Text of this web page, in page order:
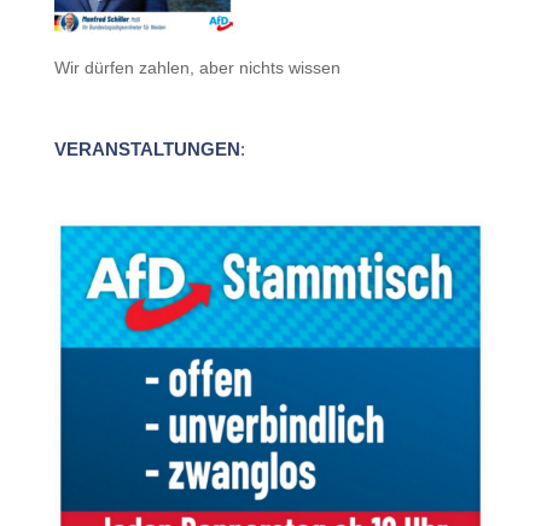
Wir dürfen zahlen, aber nichts wissen
VERANSTALTUNGEN: